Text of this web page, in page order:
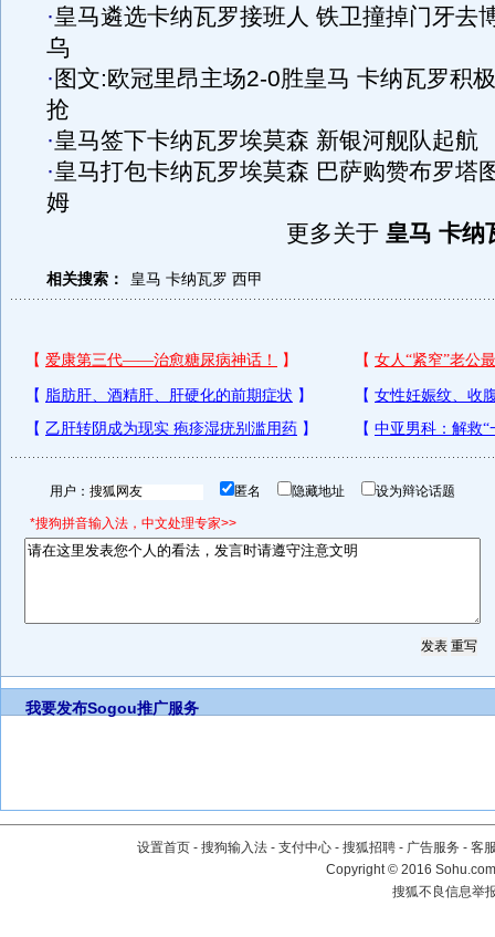
·皇马遴选卡纳瓦罗接班人 铁卫撞掉门牙去
乌
· 图文:欧冠里昂主场2-0胜皇马 卡纳瓦罗积
抢
·皇马签下卡纳瓦罗埃莫森 新银河舰队起航
·皇马打包卡纳瓦罗埃莫森 巴萨购赞布罗塔
姆
更多关于 皇马 卡纳
相关搜索： 皇马 卡纳瓦罗 西甲
用户： 匿名 隐藏地址 设为辩论话题
*搜狗拼音输入法，中文处理专家>>
我要发布Sogou推广服务
设置首页 - 搜狗输入法 - 支付中心 - 搜狐招聘 - 广告服务 - 客
Copyright©2016
搜狐不良信息举